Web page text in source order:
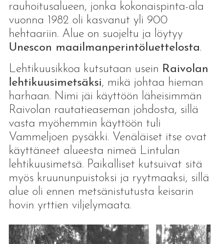
rauhoitusalueen, jonka kokonaispinta-ala
vuonna 1982 oli kasvanut yli 900
hehtaariin. Alue on suojeltu ja löytyy
Unescon maailmanperintöluettelosta.
Lehtikuusikkoa kutsutaan usein Raivolan
lehtikuusimetsäksi, mikä johtaa hieman
harhaan. Nimi jäi käyttöön läheisimmän
Raivolan rautatieaseman johdosta, sillä
vasta myöhemmin käyttöön tuli
Vammeljoen pysäkki. Venäläiset itse ovat
käyttäneet alueesta nimeä Lintulan
lehtikuusimetsä. Paikalliset kutsuivat sitä
myös kruununpuistoksi ja ryytmaaksi, sillä
alue oli ennen metsänistutusta keisarin
hovin yrttien viljelymaata.